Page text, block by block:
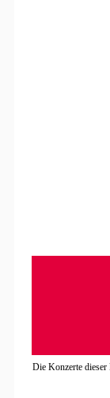
Die Konzerte dieser